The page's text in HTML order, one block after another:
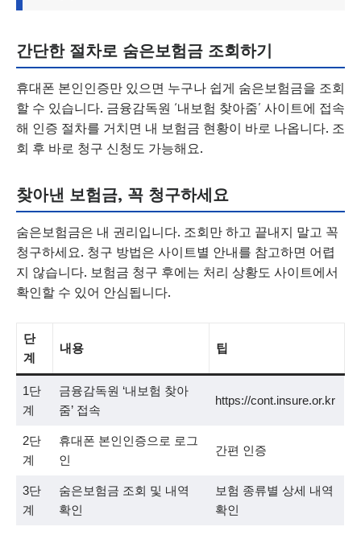
간단한 절차로 숨은보험금 조회하기
휴대폰 본인인증만 있으면 누구나 쉽게 숨은보험금을 조회
할 수 있습니다. 금융감독원 ‘내보험 찾아줌’ 사이트에 접속
해 인증 절차를 거치면 내 보험금 현황이 바로 나옵니다. 조
회 후 바로 청구 신청도 가능해요.
찾아낸 보험금, 꼭 청구하세요
숨은보험금은 내 권리입니다. 조회만 하고 끝내지 말고 꼭
청구하세요. 청구 방법은 사이트별 안내를 참고하면 어렵
지 않습니다. 보험금 청구 후에는 처리 상황도 사이트에서
확인할 수 있어 안심됩니다.
단
계
내용 팁
1단
계
금융감독원 ‘내보험 찾아
줌’ 접속
https://cont.insure.or.kr
2단
계
휴대폰 본인인증으로 로그
인
간편 인증
3단
계
숨은보험금 조회 및 내역
확인
보험 종류별 상세 내역
확인